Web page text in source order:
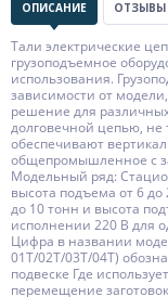
ОПИСАНИЕ
Тали электрические
грузоподъемное
использования.
зависимости от
решение для
долговечной цепью, не
обеспечивают
общепромышленное с
Модельный ряд:
высота подъема от 6
до 10 тонн и высота
исполнении 220 В для
Цифра в названии
01T/02T/03T/04T)
подвеске Где
перемещение